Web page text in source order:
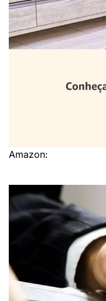
Amazon: